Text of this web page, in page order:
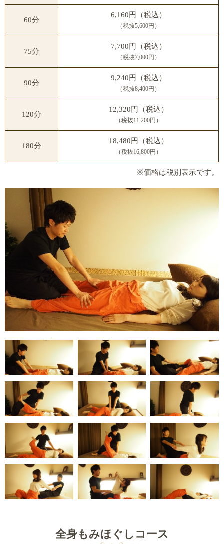
60分
6,160円（税込）
（税抜5,600円）
75分
7,700円（税込）
（税抜7,000円）
90分
9,240円（税込）
（税抜8,400円）
120分
12,320円（税込）
（税抜11,200円）
180分
18,480円（税込）
（税抜16,800円）
※価格は税別表示です。
全身もみほぐしコース